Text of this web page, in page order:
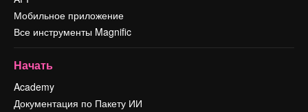
Мобильное приложение
Все инструменты Magnific
Начать
Academy
Документация по Пакету ИИ